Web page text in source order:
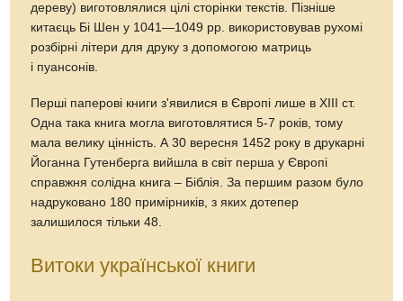
дереву) виготовлялися цілі сторінки текстів. Пізніше
китаєць Бі Шен у 1041—1049 рр. використовував рухомі
розбірні літери для друку з допомогою матриць
і пуансонів.
Перші паперові книги з'явилися в Європі лише в ХІІІ ст.
Одна така книга могла виготовлятися 5-7 років, тому
мала велику цінність. А 30 вересня 1452 року в друкарні
Йоганна Гутенберга вийшла в світ перша у Європі
справжня солідна книга – Біблія. За першим разом було
надруковано 180 примірників, з яких дотепер
залишилося тільки 48.
Витоки української книги